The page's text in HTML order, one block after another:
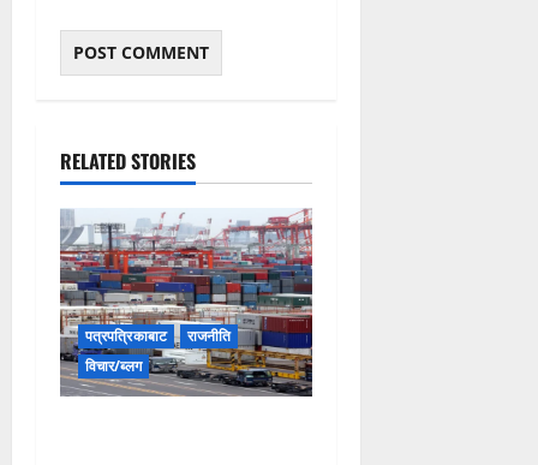
RELATED STORIES
पत्रपत्रिकाबाट
राजनीति
विचार/ब्लग